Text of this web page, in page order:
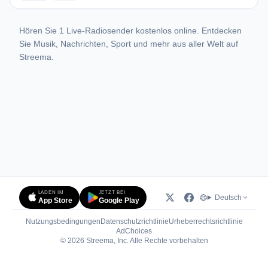
Hören Sie 1 Live-Radiosender kostenlos online. Entdecken
Sie Musik, Nachrichten, Sport und mehr aus aller Welt auf
Streema.
LADEN IM
App Store
JETZT BEI
Google Play Deutsch
Nutzungsbedingungen DatenschutzrichtlinieUrheberrechtsrichtlinie
AdChoices(öffnet in neuem Tab)
© 2026 Streema, Inc. Alle Rechte vorbehalten